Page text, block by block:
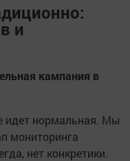
и
кампания в
идет нормальная. Мы
мониторинга
нет конкретики.